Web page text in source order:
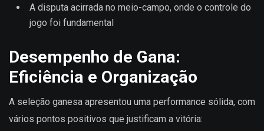
A disputa acirrada no meio-campo, onde o controle do
jogo foi fundamental
Desempenho de Gana:
Eficiência e Organização
A seleção ganesa apresentou uma performance sólida, com
vários pontos positivos que justificam a vitória: